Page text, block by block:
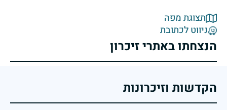
תצוגת מפה
ניווט לכתובת
הנצחתו באתרי זיכרון
הקדשות וזיכרונות